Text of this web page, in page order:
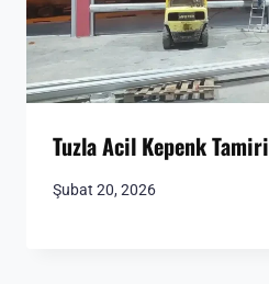
Tuzla Acil Kepenk Tamiri
Şubat 20, 2026